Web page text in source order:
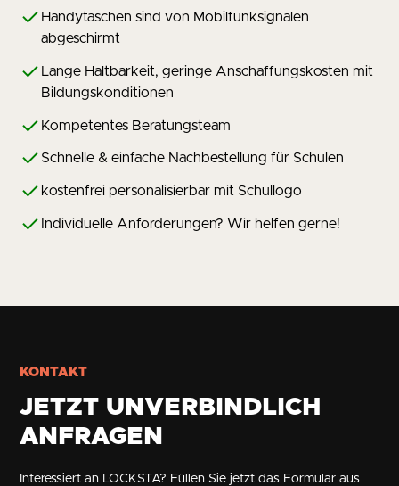
Handytaschen sind von Mobilfunksignalen
abgeschirmt
Lange Haltbarkeit, geringe Anschaffungskosten mit
Bildungskonditionen
Kompetentes Beratungsteam
Schnelle & einfache Nachbestellung für Schulen
kostenfrei personalisierbar mit Schullogo
Individuelle Anforderungen? Wir helfen gerne!
KONTAKT
JETZT UNVERBINDLICH
ANFRAGEN
Interessiert an LOCKSTA? Füllen Sie jetzt das Formular aus